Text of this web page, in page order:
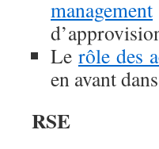
management
Le rôle des
en avant
RSE